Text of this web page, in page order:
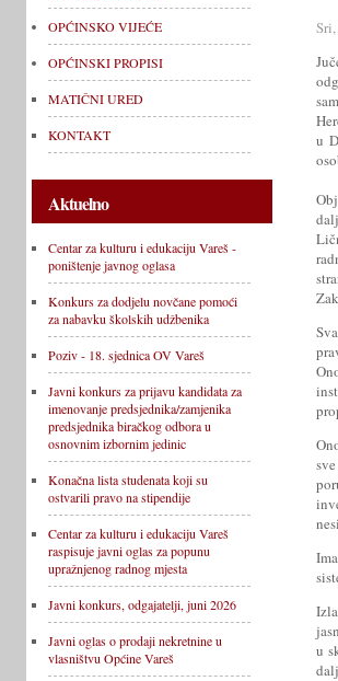
OPĆINSKO VIJEĆE
OPĆINSKI PROPISI
MATIČNI URED
KONTAKT
Aktuelno
Centar za kulturu i edukaciju Vareš -
poništenje javnog oglasa
Konkurs za dodjelu novčane pomoći
za nabavku školskih udžbenika
Poziv - 18. sjednica OV Vareš
Javni konkurs za prijavu kandidata za
imenovanje predsjednika/zamjenika
predsjednika biračkog odbora u
osnovnim izbornim jedinic
Konačna lista studenata koji su
ostvarili pravo na stipendije
Centar za kulturu i edukaciju Vareš
raspisuje javni oglas za popunu
upražnjenog radnog mjesta
Javni konkurs, odgajatelji, juni 2026
Javni oglas o prodaji nekretnine u
vlasništvu Općine Vareš
u
u